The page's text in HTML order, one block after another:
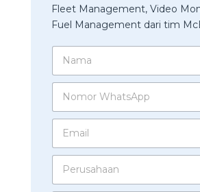
Fleet Management, Video
Fuel Management dari tim
N
m
N
m
W
E
a
*
n
P
r